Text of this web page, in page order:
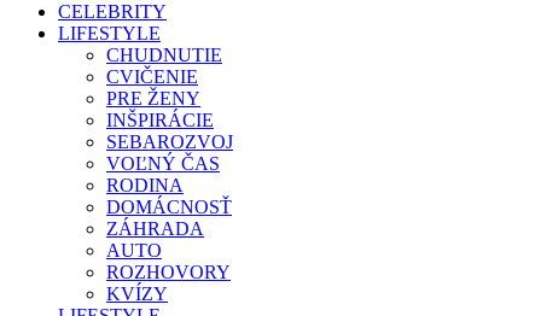
CELEBRITY
LIFESTYLE
CHUDNUTIE
CVIČENIE
PRE ŽENY
INŠPIRÁCIE
SEBAROZVOJ
VOĽNÝ ČAS
RODINA
DOMÁCNOSŤ
ZÁHRADA
AUTO
ROZHOVORY
KVÍZY